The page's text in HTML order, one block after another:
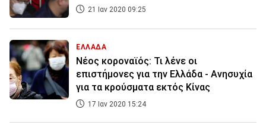
21 Ιαν 2020 09:25
ΕΛΛΑΔΑ
Νέος κοροναϊός: Τι λένε οι
επιστήμονες για την Ελλάδα - Ανησυχία
για τα κρούσματα εκτός Κίνας
17 Ιαν 2020 15:24